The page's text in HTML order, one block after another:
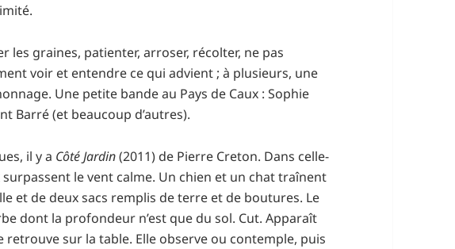
les graines, patienter, arroser, récolter, ne pas
voir et entendre ce qui advient ; à plusieurs, une
Une petite bande au Pays de Caux : Sophie
Barré (et beaucoup d’autres).
il y a Côté Jardin(2011) de Pierre Creton. Dans celle-
surpassent le vent calme. Un chien et un chat traînent
et de deux sacs remplis de terre et de boutures. Le
dont la profondeur n’est que du sol. Cut. Apparaît
retrouve sur la table. Elle observe ou contemple, puis